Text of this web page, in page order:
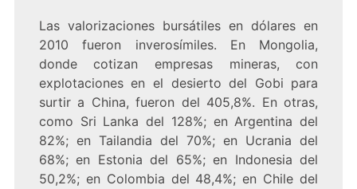
Las valorizaciones bursátiles en dólares en
2010 fueron inverosímiles. En Mongolia,
donde cotizan empresas mineras, con
explotaciones en el desierto del Gobi para
surtir a China, fueron del 405,8%. En otras,
como Sri Lanka del 128%; en Argentina del
82%; en Tailandia del 70%; en Ucrania del
68%; en Estonia del 65%; en Indonesia del
50,2%; en Colombia del 48,4%; en Chile del